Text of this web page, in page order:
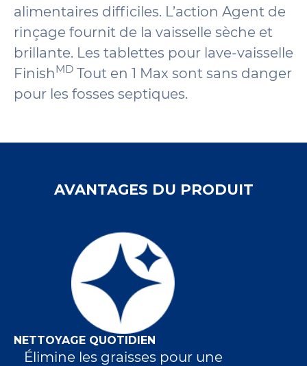
alimentaires difficiles. L’action Agent de
rinçage fournit de la vaisselle sèche et
brillante. Les tablettes pour lave-vaisselle
FinishMD Tout en 1 Max sont sans danger
pour les fosses septiques.
AVANTAGES DU PRODUIT
NETTOYAGE QUOTIDIEN
Élimine les graisses pour une